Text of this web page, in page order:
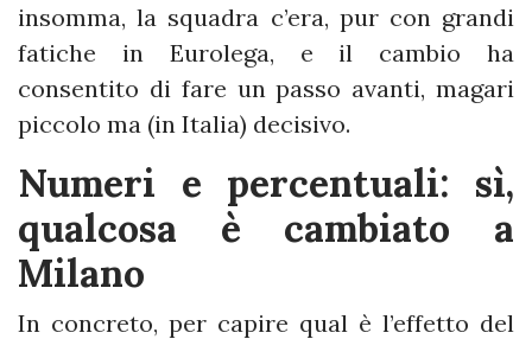
insomma, la squadra c’era, pur con grandi
fatiche in Eurolega, e il cambio ha
consentito di fare un passo avanti, magari
piccolo ma (in Italia) decisivo.
Numeri e percentuali: sì,
qualcosa è cambiato a
Milano
In concreto, per capire qual è l’effetto del